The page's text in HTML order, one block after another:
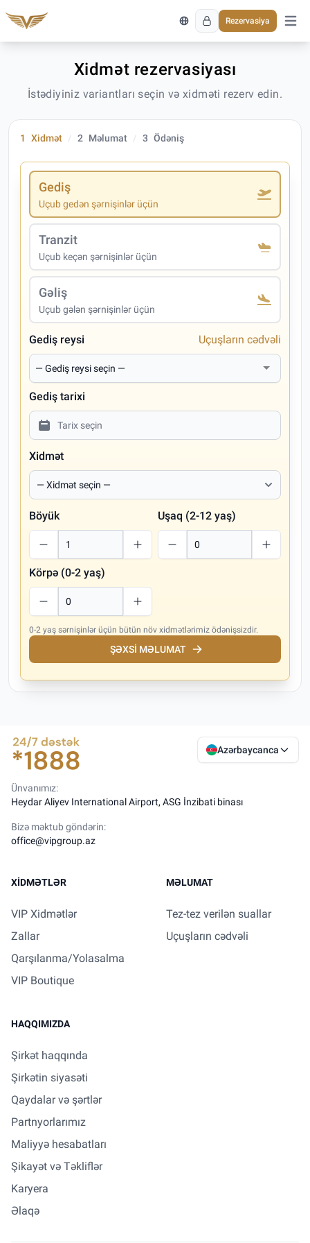
Rezervasiya
Əsas
Xidmət rezervasiyası
İstədiyiniz variantları seçin və xidməti rezerv edin.
1 Xidmət 2 Məlumat 3 Ödəniş
Gediş
Uçub gedən şərnişinlər üçün
Tranzit
Uçub keçən şərnişinlər üçün
Gəliş
Uçub gələn şərnişinlər üçün
Gediş reysi Uçuşların cədvəli
Gediş tarixi
Xidmət
Böyük Uşaq (2-12 yaş)
Körpə (0-2 yaş)
0-2 yaş sərnişinlər üçün bütün növ xidmətlərimiz ödənişsizdir.
ŞƏXSI MƏLUMAT
Azərbaycanca
Ünvanımız:
Heydar Aliyev International Airport, ASG İnzibati binası
Bizə məktub göndərin:
office@vipgroup.az
XIDMƏTLƏR
VIP Xidmətlər
Zallar
Qarşılanma/Yolasalma
VIP Boutique
MƏLUMAT
Tez-tez verilən suallar
Uçuşların cədvəli
HAQQIMIZDA
Şirkət haqqında
Şirkətin siyasəti
Qaydalar və şərtlər
Partnyorlarımız
Maliyyə hesabatları
Şikayət və Təkliflər
Karyera
Əlaqə